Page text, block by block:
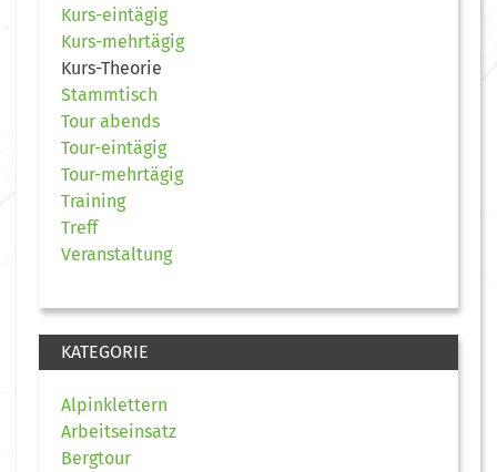
Kurs-eintägig
Kurs-mehrtägig
Kurs-Theorie
Stammtisch
Tour abends
Tour-eintägig
Tour-mehrtägig
Training
Treff
Veranstaltung
KATEGORIE
Alpinklettern
Arbeitseinsatz
Bergtour